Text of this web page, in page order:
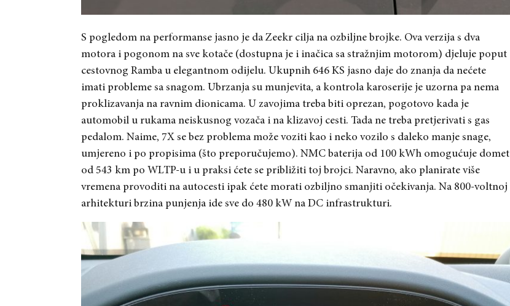
S pogledom na performanse jasno je da Zeekr cilja na ozbiljne brojke. Ova verzija s dva
motora i pogonom na sve kotače (dostupna je i inačica sa stražnjim motorom) djeluje poput
cestovnog Ramba u elegantnom odijelu. Ukupnih 646 KS jasno daje do znanja da nećete
imati probleme sa snagom. Ubrzanja su munjevita, a kontrola karoserije je uzorna pa nema
proklizavanja na ravnim dionicama. U zavojima treba biti oprezan, pogotovo kada je
automobil u rukama neiskusnog vozača i na klizavoj cesti. Tada ne treba pretjerivati s gas
pedalom. Naime, 7X se bez problema može voziti kao i neko vozilo s daleko manje snage,
umjereno i po propisima (što preporučujemo). NMC baterija od 100 kWh omogućuje domet
od 543 km po WLTP-u i u praksi ćete se približiti toj brojci. Naravno, ako planirate više
vremena provoditi na autocesti ipak ćete morati ozbiljno smanjiti očekivanja. Na 800-voltnoj
arhitekturi brzina punjenja ide sve do 480 kW na DC infrastrukturi.